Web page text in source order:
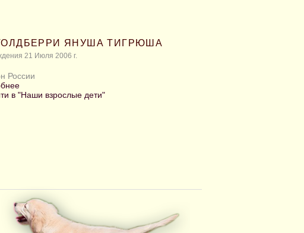
ЯНУША ТИГРЮША
21 Июля 2006 г.
России
в "Наши взрослые дети"